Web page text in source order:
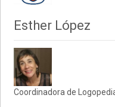
Esther López
Coordinadora de